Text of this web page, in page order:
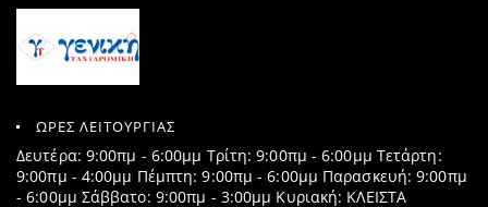
ΩΡΕΣ ΛΕΙΤΟΥΡΓΙΑΣ
Δευτέρα: 9:00πμ - 6:00μμ Τρίτη: 9:00πμ - 6:00μμ Τετάρτη:
9:00πμ - 4:00μμ Πέμπτη: 9:00πμ - 6:00μμ Παρασκευή: 9:00πμ
- 6:00μμ Σάββατο: 9:00πμ - 3:00μμ Κυριακή: ΚΛΕΙΣΤΑ